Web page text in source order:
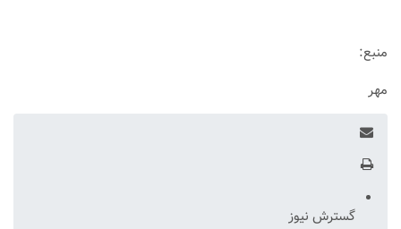
منبع:
مهر
گسترش نیوز